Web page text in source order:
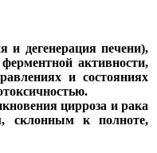
и дегенерация печени),
активности,
и состояниях
цирроза и рака
склонным к полноте,